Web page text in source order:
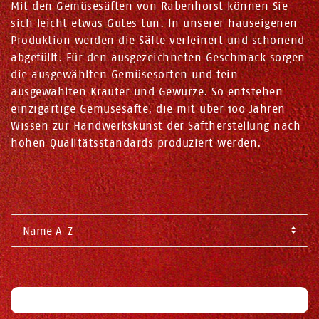
Mit den Gemüsesäften von Rabenhorst können Sie
sich leicht etwas Gutes tun. In unserer hauseigenen
Produktion werden die Säfte verfeinert und schonend
abgefüllt. Für den ausgezeichneten Geschmack sorgen
die ausgewählten Gemüsesorten und fein
ausgewählten Kräuter und Gewürze. So entstehen
einzigartige Gemüsesäfte, die mit über 100 Jahren
Wissen zur Handwerkskunst der Saftherstellung nach
hohen Qualitätsstandards produziert werden.